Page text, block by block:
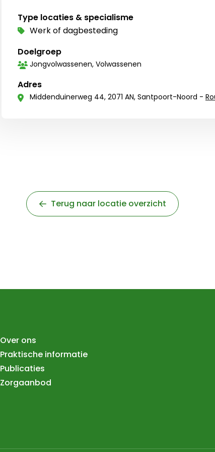
Type locaties & specialisme
Werk of dagbesteding
Doelgroep
Jongvolwassenen, Volwassenen
Adres
Middenduinerweg 44, 2071 AN, Santpoort-Noord -
Terug naar locatie overzicht
Over ons
Praktische informatie
Publicaties
Zorgaanbod